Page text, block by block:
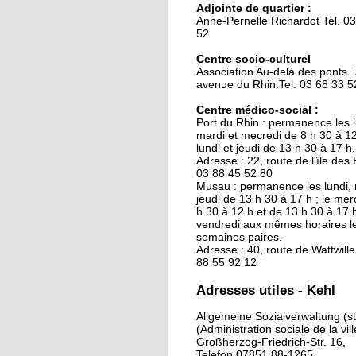
La clinique des belles
15 septembre 2015
contrôles entre Kehl et
Strasbourg
29 septembre 2014
Une piscine pour sept
26 septembre 2014
Kehl ouvre ses bras
chômeurs français
26 septembre 2014
Le nouveau chapiteau
Graine de cirque est
Adjointe de quartier :
Anne-Pernelle Richardot Tel.
52
Centre socio-culturel
Association Au-delà des ponts.
avenue du Rhin.Tel. 03 68 33
Centre médico-social :
Port du Rhin : permanence les
mardi et mecredi de 8 h 30 à
lundi et jeudi de 13 h 30 à 17 h.
Adresse : 22, route de l'île des
03 88 45 52 80
Musau : permanence les lundi,
jeudi de 13 h 30 à 17 h ; le
h 30 à 12 h et de 13 h 30 à 17
vendredi aux mêmes horaires
semaines paires.
Adresse : 40, route de
88 55 92 12
Adresses utiles - Kehl
Allgemeine Sozialverwaltung
(Administration sociale de la
Großherzog-Friedrich-Str. 16,